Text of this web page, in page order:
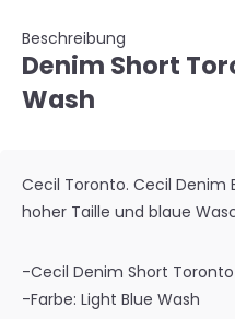
Beschreibung
Denim Short
Wash
Cecil Toronto. Cecil Denim
hoher Taille und blaue
-Cecil Denim Short Toronto
-Farbe: Light Blue Wash